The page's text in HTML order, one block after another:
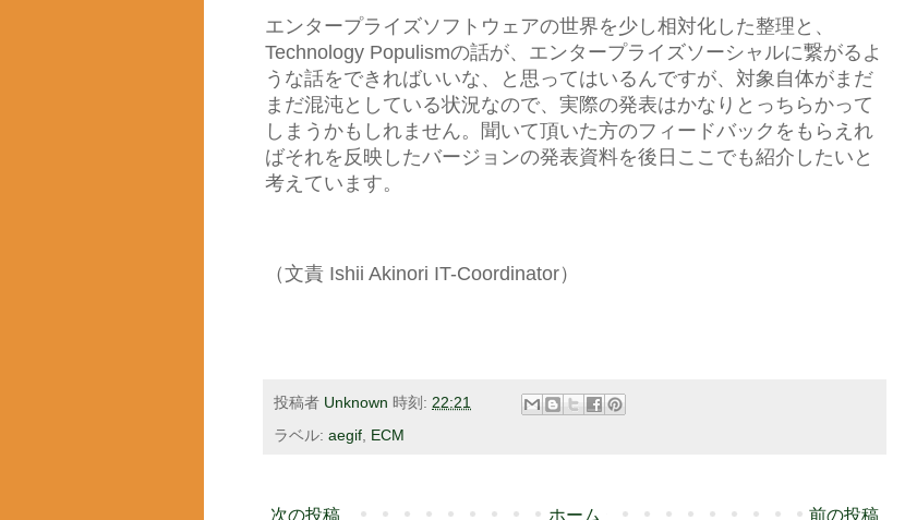
エンタープライズソフトウェアの世界を少し相対化した整理と、
Technology Populismの話が、エンタープライズソーシャルに繋がるよ
うな話をできればいいな、と思ってはいるんですが、対象自体がまだ
まだ混沌としている状況なので、実際の発表はかなりとっちらかって
しまうかもしれません。聞いて頂いた方のフィードバックをもらえれ
ばそれを反映したバージョンの発表資料を後日ここでも紹介したいと
考えています。
（文責 Ishii Akinori IT-Coordinator）
投稿者 Unknown 時刻: 22:21
ラベル: aegif ECM
次の投稿 前の投稿
ホーム